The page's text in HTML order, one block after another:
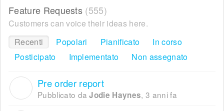
Feature Requests 555
Customers can voice their ideas here.
Recenti
Popolari Pianificato
In corso
Posticipato
Implementato Non assegnato
Pre order report
Pubblicato daJodie Haynes, 3 anni fa